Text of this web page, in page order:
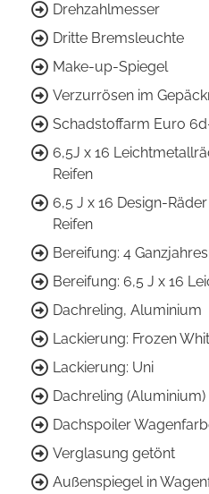
Drehzahlmesser
Dritte Bremsleuchte
Make-up-Spiegel
Verzurrösen im
Schadstoffarm Euro
6,5J x 16
Reifen
6,5 J x 16 Design-
Reifen
Bereifung: 4
Bereifung: 6,5 J x 16
Dachreling, Aluminium
Lackierung: Frozen
Lackierung: Uni
Dachreling (Aluminium)
Dachspoiler
Verglasung getönt
Außenspiegel in